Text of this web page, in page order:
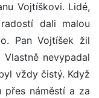
Vojtíškovi. Lidé,
dali malou
Pan Vojtíšek žil
nevypadal
vždy čistý. Když
přes náměstí a za